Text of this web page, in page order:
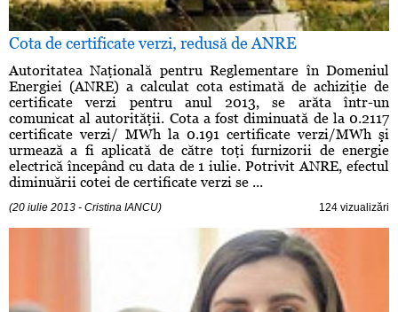
Cota de certificate verzi, redusă de ANRE
Autoritatea Naţională pentru Reglementare în Domeniul
Energiei (ANRE) a calculat cota estimată de achiziţie de
certificate verzi pentru anul 2013, se arăta într-un
comunicat al autorităţii. Cota a fost diminuată de la 0.2117
certificate verzi/ MWh la 0.191 certificate verzi/MWh şi
urmează a fi aplicată de către toţi furnizorii de energie
electrică începând cu data de 1 iulie. Potrivit ANRE, efectul
diminuării cotei de certificate verzi se ...
(20 iulie 2013 - Cristina IANCU) 124 vizualizări